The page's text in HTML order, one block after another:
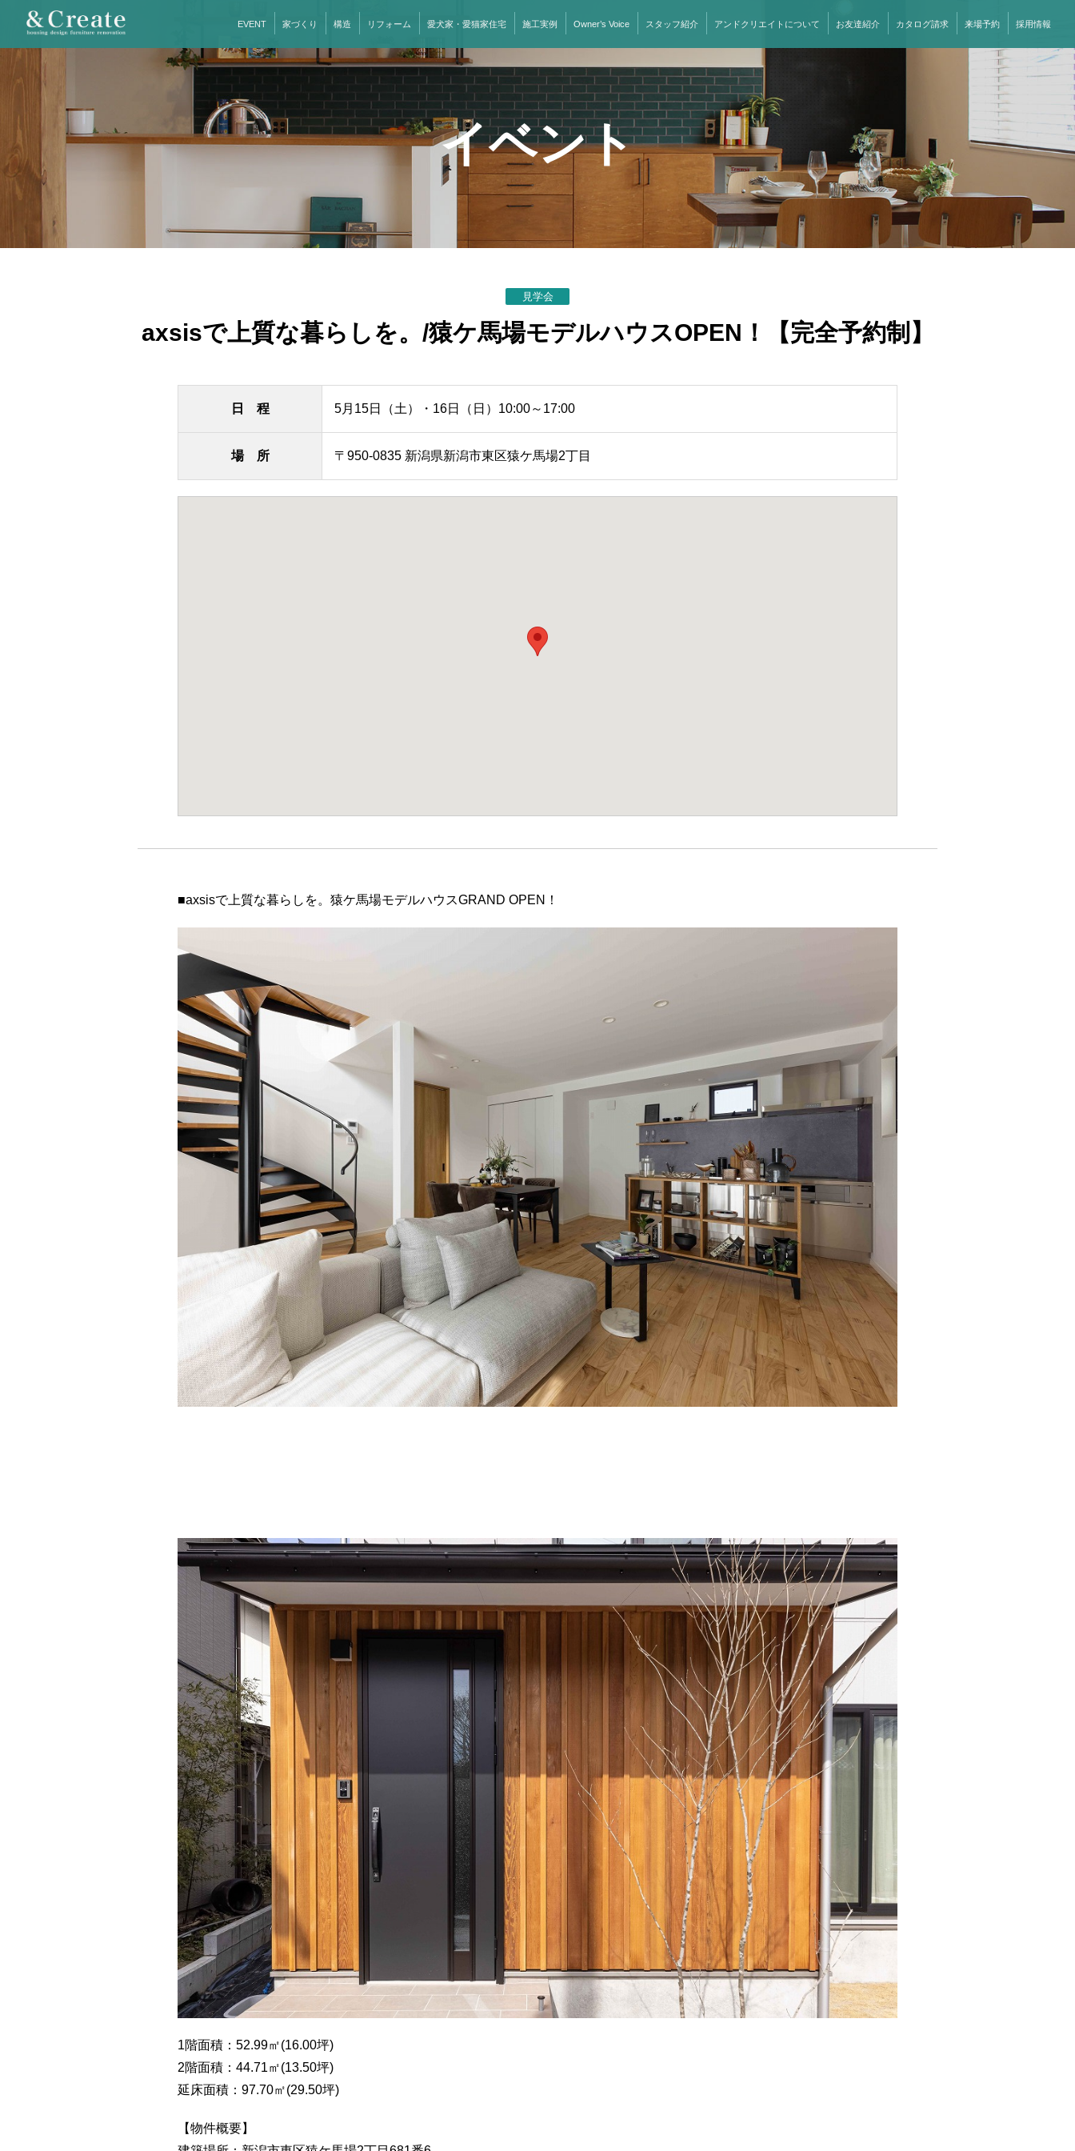
EVENT 家づくり 構造 リフォーム 愛犬家・愛猫家住宅 施工実例 Owner’s Voice スタッフ紹介 アンドクリエイトについて お友達紹介 カタログ請求 来場予約 採用情報
イベント
見学会
axsisで上質な暮らしを。/猿ケ馬場モデルハウスOPEN！【完全予約制】
日 程 5月15日（土）・16日（日）10:00～17:00
場 所 〒950-0835 新潟県新潟市東区猿ケ馬場2丁目
■axsisで上質な暮らしを。猿ケ馬場モデルハウスGRAND OPEN！
1階面積：52.99㎡(16.00坪)
2階面積：44.71㎡(13.50坪)
延床面積：97.70㎡(29.50坪)
【物件概要】